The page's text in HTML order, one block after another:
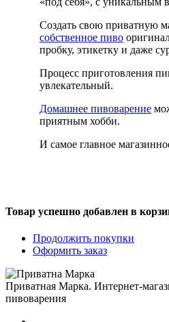
Создать свою приватную
собственное пиво
пробку, этикетку и даже
Процесс приготовления
увлекательный.
Домашнее пивоварение
приятным хобби.
И самое главное
Товар успешно добавлен в
Продолжить покупки
Оформить заказ
Приватная Марка. Интернет-
пивоварения